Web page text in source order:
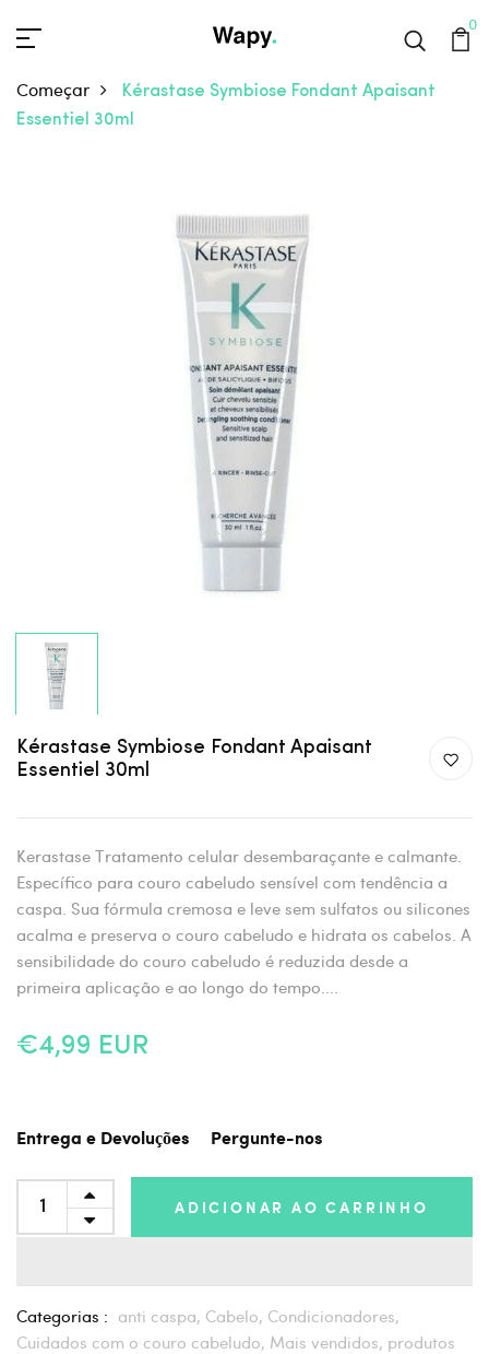
0
Começar
Kérastase Symbiose Fondant Apaisant
Essentiel 30ml
Kérastase Symbiose Fondant Apaisant
Essentiel 30ml
Kerastase Tratamento celular desembaraçante e calmante.
Específico para couro cabeludo sensível com tendência a
caspa. Sua fórmula cremosa e leve sem sulfatos ou silicones
acalma e preserva o couro cabeludo e hidrata os cabelos. A
sensibilidade do couro cabeludo é reduzida desde a
primeira aplicação e ao longo do tempo....
€4,99 EUR
Entrega e Devoluções Pergunte-nos
ADICIONAR AO CARRINHO
Categorias : anti caspa, Cabelo, Condicionadores,
Cuidados com o couro cabeludo, Mais vendidos, produtos